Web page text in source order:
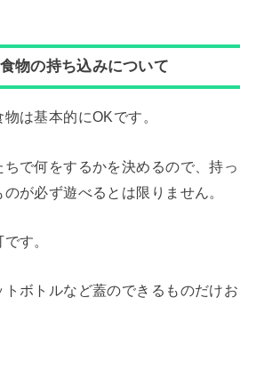
物の持ち込みについて
は基本的にOKです。
で何をするかを決めるので、持っ
が必ず遊べるとは限りません。
す。
ボトルなど蓋のできるものだけお